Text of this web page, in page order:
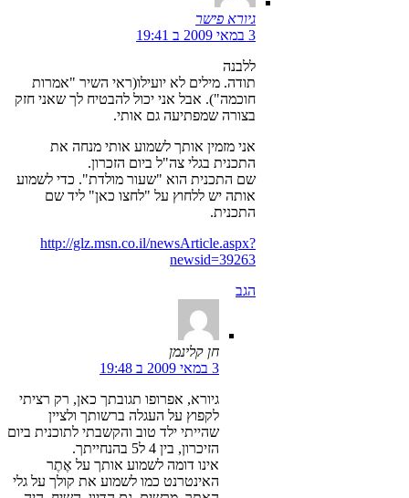
גיורא פישר
3 במאי 2009 ב 19:41
ללבנה
תודה. מילים לא יועילו(ראי השיר "אמרות
חוכמה"). אבל אני יכול להבטיח לך שאני חזק
בצורה שמפתיעה גם אותי.
אני מזמין אותך לשמוע אותי מנחה את
התכנית בגלי צה"ל ביום הזכרון.
שם התכנית הוא "שעור מולדת". כדי לשמוע
אותה יש ללחוץ על "לחצו כאן" ליד שם
התכנית.
http://glz.msn.co.il/newsArticle.aspx?
newsid=39263
הגב
חן קלינמן
3 במאי 2009 ב 19:48
גיורא, אפרופו תגובתך כאן, רק רציתי
לקפוץ על העגלה ברשותך ולציין
שהייתי ילד טוב והקשבתי לתוכנית ביום
הזיכרון, בין 4 ל5 בהנחייתך.
אינו דומה לשמוע אותך על אֶתֶר
האינטרנט כמו לשמוע את קולך על גלי